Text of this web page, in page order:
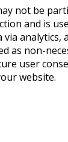
not be
and is
analytics,
as non-
user
website.